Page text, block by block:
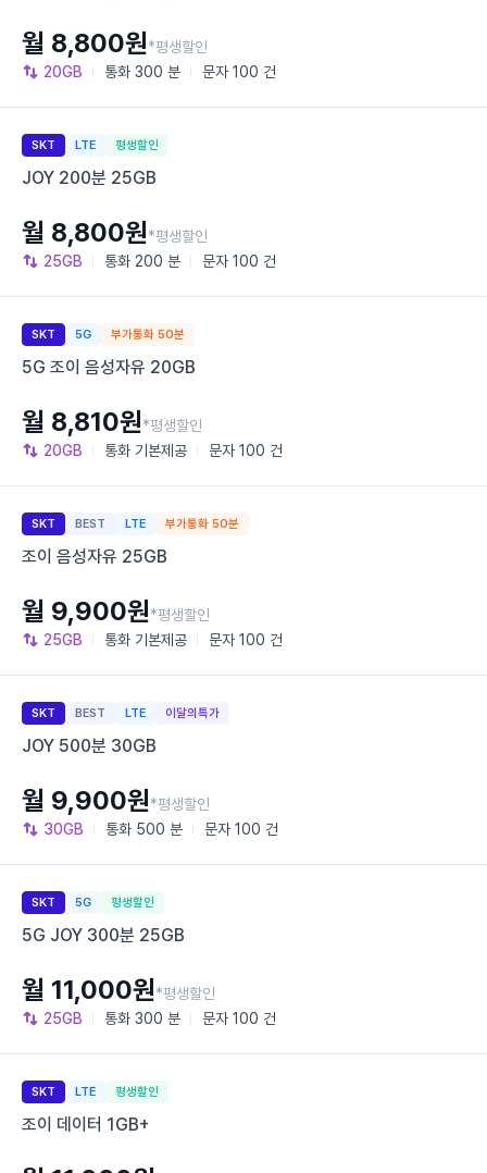
20GB 통화 300 분 문자 100 건
월 8,800원*평생할인
SKT LTE 평생할인
JOY 200분 25GB
25GB 통화 200 분 문자 100 건
월 8,800원*평생할인
SKT 5G 부가통화 50분
5G 조이 음성자유 20GB
20GB 통화 기본제공 문자 100 건
월 8,810원*평생할인
SKT BEST LTE 부가통화 50분
조이 음성자유 25GB
25GB 통화 기본제공 문자 100 건
월 9,900원*평생할인
SKT BEST LTE 이달의특가
JOY 500분 30GB
30GB 통화 500 분 문자 100 건
월 9,900원*평생할인
SKT 5G 평생할인
5G JOY 300분 25GB
25GB 통화 300 분 문자 100 건
월 11,000원*평생할인
SKT LTE 평생할인
조이 데이터 1GB+